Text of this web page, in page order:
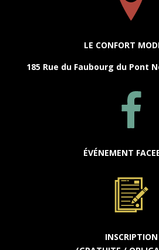
LE CONFORT
185 Rue du Faubourg du Pont
ÉVÉNEMENT
INSCRIPTION